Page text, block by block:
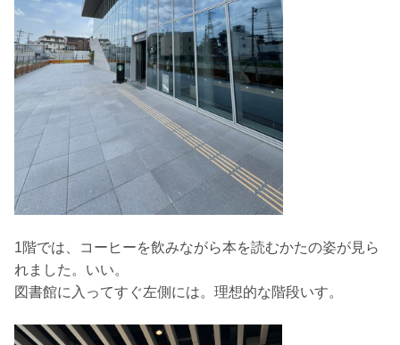
1階では、コーヒーを飲みながら本を読むかたの姿が見ら
れました。いい。
図書館に入ってすぐ左側には。理想的な階段いす。